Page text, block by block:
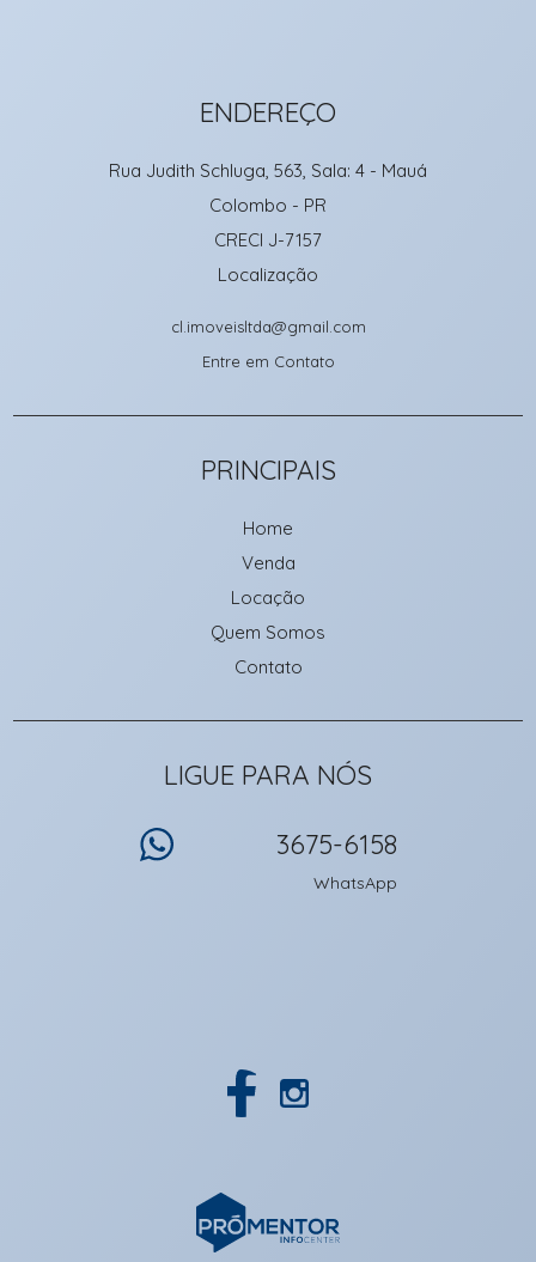
ENDEREÇO
Rua Judith Schluga, 563, Sala: 4 - Mauá
Colombo - PR
CRECI J-7157
Localização
cl.imoveisltda@gmail.com
Entre em Contato
PRINCIPAIS
Home
Venda
Locação
Quem Somos
Contato
LIGUE PARA NÓS
3675-6158
WhatsApp